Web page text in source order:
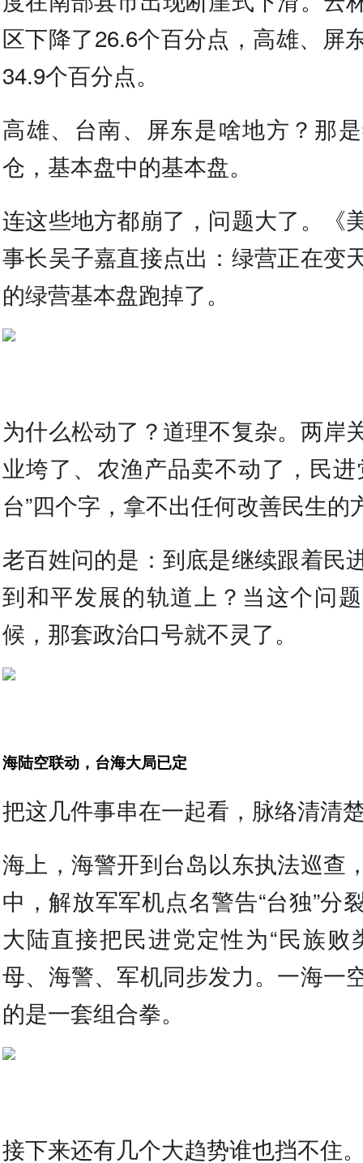
区下降了26.6个百分点，高雄、屏
34.9个百分点。
高雄、台南、屏东是啥地方？那
仓，基本盘中的基本盘。
连这些地方都崩了，问题大了。《
事长吴子嘉直接点出：绿营正在变
的绿营基本盘跑掉了。
为什么松动了？道理不复杂。两岸
业垮了、农渔产品卖不动了，民
台”四个字，拿不出任何改善民生的
老百姓问的是：到底是继续跟着民
到和平发展的轨道上？当这个问
候，那套政治口号就不灵了。
海陆空联动，台海大局已定
把这几件事串在一起看，脉络清清
海上，海警开到台岛以东执法巡查
中，解放军军机点名警告“台独”分
大陆直接把民进党定性为“民族败
母、海警、军机同步发力。一海一
的是一套组合拳。
接下来还有几个大趋势谁也挡不住